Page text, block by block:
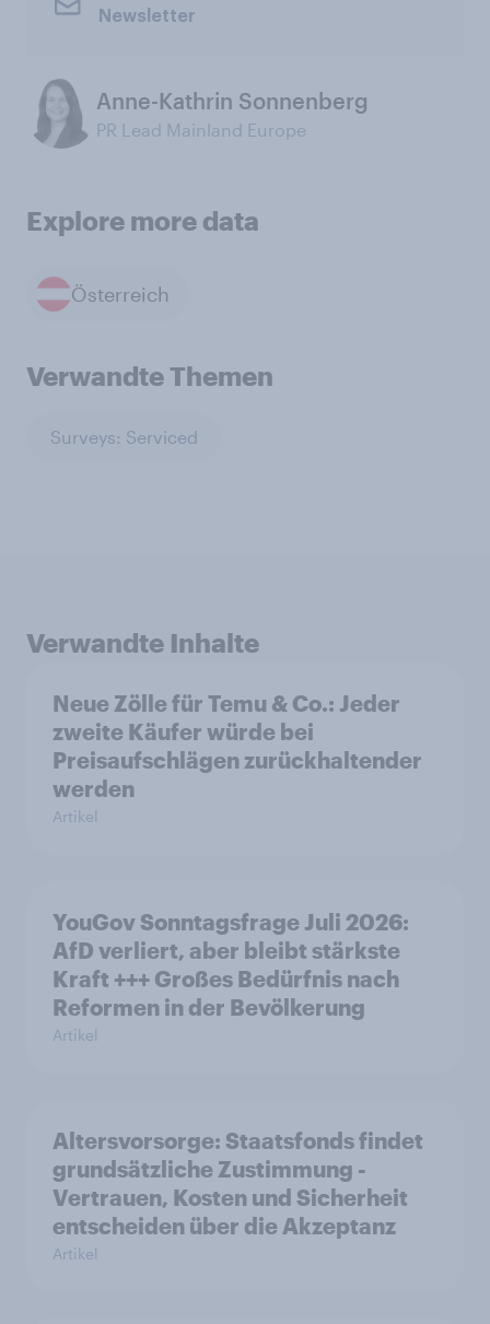
Newsletter
Anne-Kathrin Sonnenberg
PR Lead Mainland Europe
Explore more data
Österreich
Verwandte Themen
Surveys: Serviced
Verwandte Inhalte
Neue Zölle für Temu & Co.: Jeder
zweite Käufer würde bei
Preisaufschlägen zurückhaltender
werden
Artikel
YouGov Sonntagsfrage Juli 2026:
AfD verliert, aber bleibt stärkste
Kraft +++ Großes Bedürfnis nach
Reformen in der Bevölkerung
Artikel
Altersvorsorge: Staatsfonds findet
grundsätzliche Zustimmung -
Vertrauen, Kosten und Sicherheit
entscheiden über die Akzeptanz
Artikel